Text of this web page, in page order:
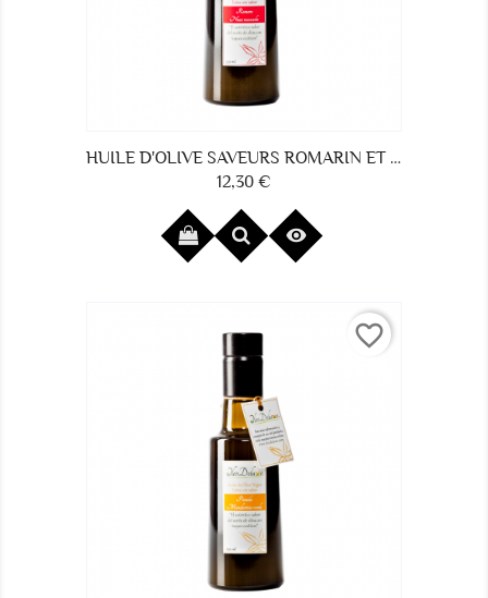
HUILE D'OLIVE SAVEURS ROMARIN ET NOIX DE MUSCADE
Prix
12,30 €

favorite_border